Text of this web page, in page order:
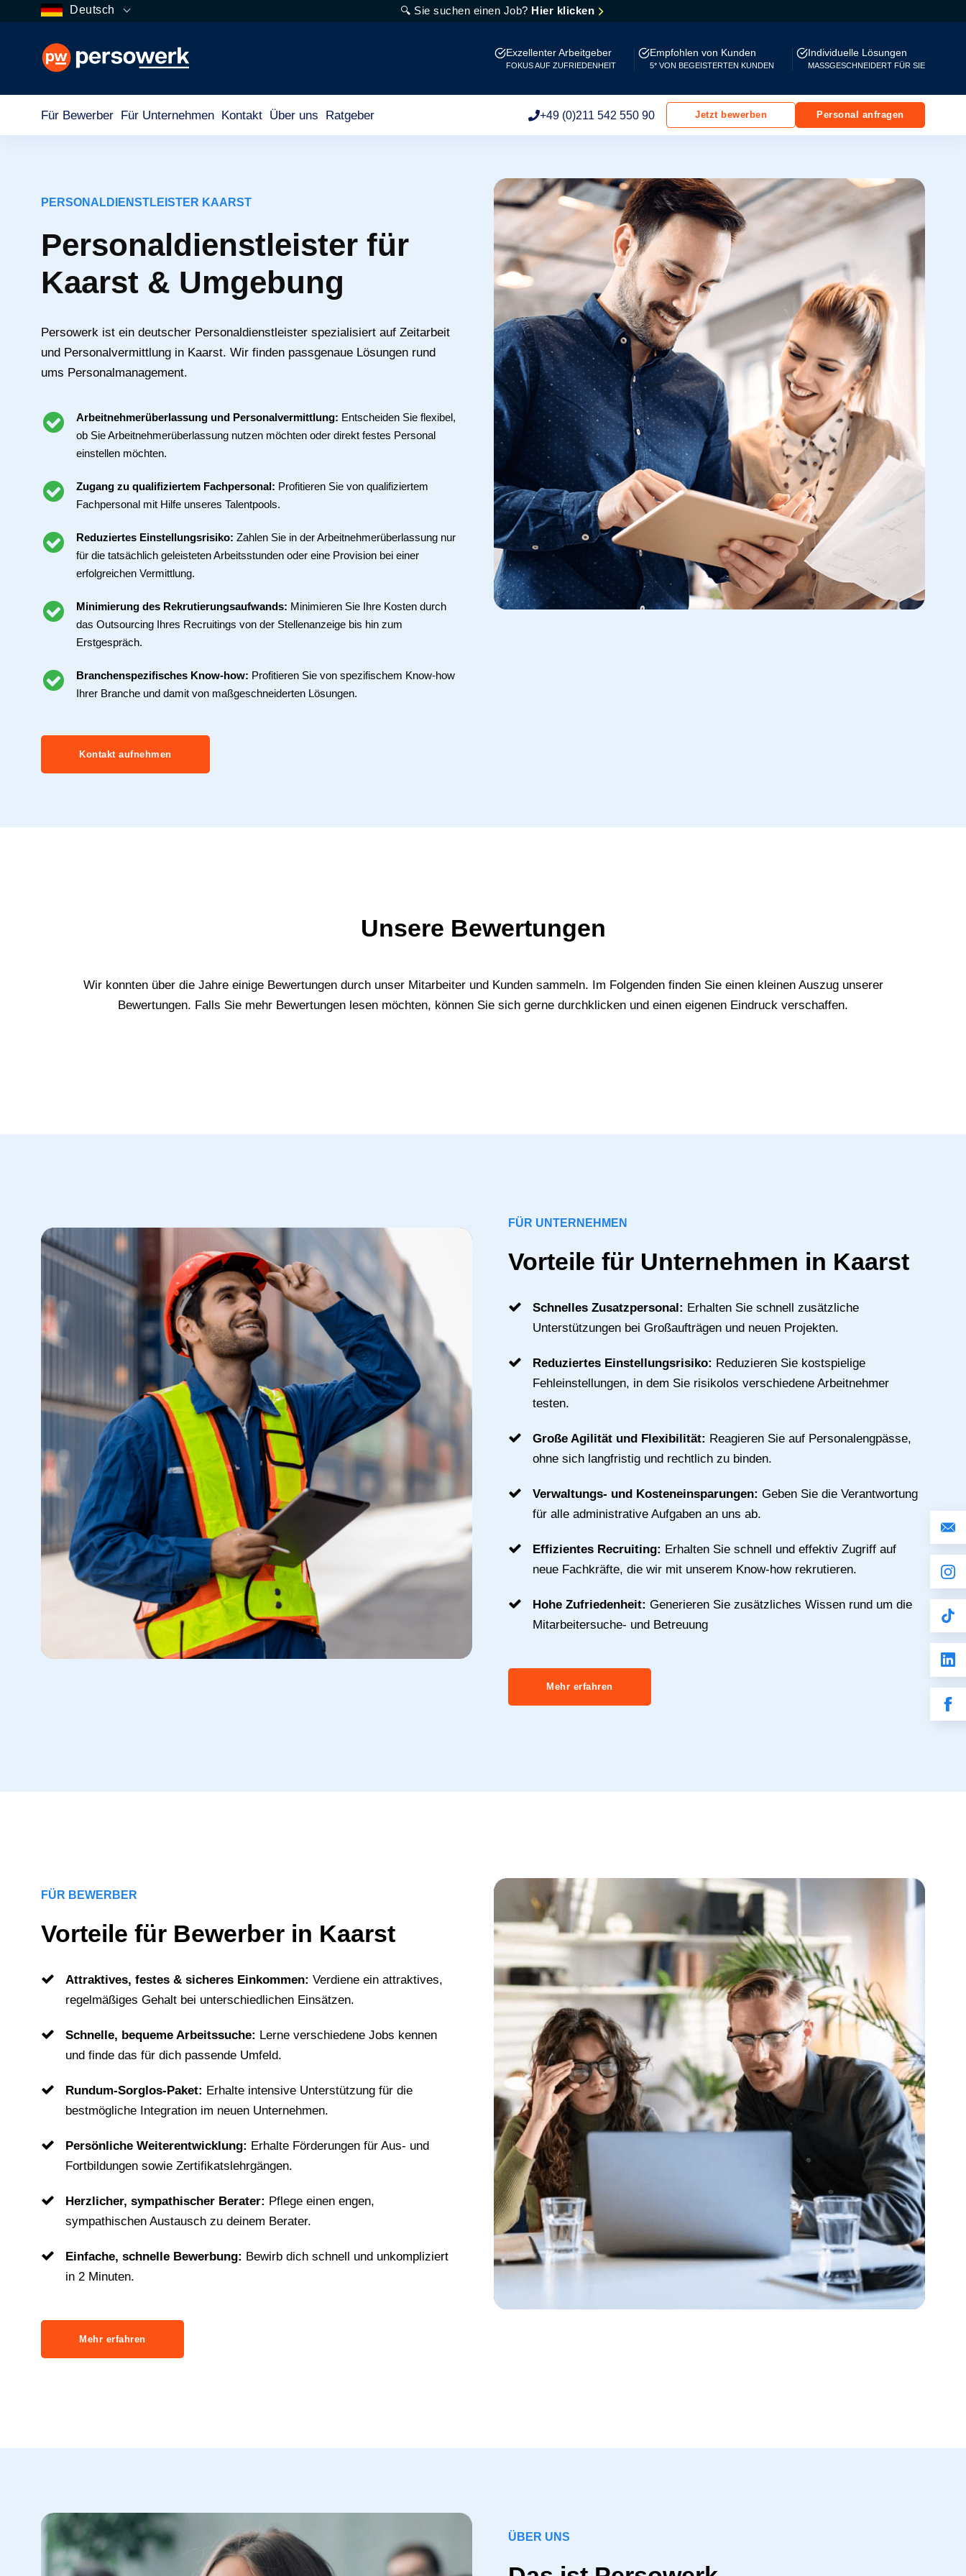
Deutsch 🔍 Sie suchen einen Job? Hier klicken
Exzellenter Arbeitgeber
FOKUS AUF ZUFRIEDENHEIT
Empfohlen von Kunden
5* VON BEGEISTERTEN KUNDEN
Individuelle Lösungen
MASSGESCHNEIDERT FÜR SIE
Für Bewerber Für Unternehmen Kontakt Über uns Ratgeber +49 (0)211 542 550 90 Jetzt bewerben Personal anfragen
PERSONALDIENSTLEISTER KAARST
Personaldienstleister für
Kaarst & Umgebung
Persowerk ist ein deutscher Personaldienstleister spezialisiert auf Zeitarbeit
und Personalvermittlung in Kaarst. Wir finden passgenaue Lösungen rund
ums Personalmanagement.
Arbeitnehmerüberlassung und Personalvermittlung: Entscheiden Sie flexibel,
ob Sie Arbeitnehmerüberlassung nutzen möchten oder direkt festes Personal
einstellen möchten.
Zugang zu qualifiziertem Fachpersonal: Profitieren Sie von qualifiziertem
Fachpersonal mit Hilfe unseres Talentpools.
Reduziertes Einstellungsrisiko: Zahlen Sie in der Arbeitnehmerüberlassung nur
für die tatsächlich geleisteten Arbeitsstunden oder eine Provision bei einer
erfolgreichen Vermittlung.
Minimierung des Rekrutierungsaufwands: Minimieren Sie Ihre Kosten durch
das Outsourcing Ihres Recruitings von der Stellenanzeige bis hin zum
Erstgespräch.
Branchenspezifisches Know-how: Profitieren Sie von spezifischem Know-how
Ihrer Branche und damit von maßgeschneiderten Lösungen.
Kontakt aufnehmen
Unsere Bewertungen
Wir konnten über die Jahre einige Bewertungen durch unser Mitarbeiter und Kunden sammeln. Im Folgenden finden Sie einen kleinen Auszug unserer
Bewertungen. Falls Sie mehr Bewertungen lesen möchten, können Sie sich gerne durchklicken und einen eigenen Eindruck verschaffen.
FÜR UNTERNEHMEN
Vorteile für Unternehmen in Kaarst
Schnelles Zusatzpersonal: Erhalten Sie schnell zusätzliche
Unterstützungen bei Großaufträgen und neuen Projekten.
Reduziertes Einstellungsrisiko: Reduzieren Sie kostspielige
Fehleinstellungen, in dem Sie risikolos verschiedene Arbeitnehmer
testen.
Große Agilität und Flexibilität: Reagieren Sie auf Personalengpässe,
ohne sich langfristig und rechtlich zu binden.
Verwaltungs- und Kosteneinsparungen: Geben Sie die Verantwortung
für alle administrative Aufgaben an uns ab.
Effizientes Recruiting: Erhalten Sie schnell und effektiv Zugriff auf
neue Fachkräfte, die wir mit unserem Know-how rekrutieren.
Hohe Zufriedenheit: Generieren Sie zusätzliches Wissen rund um die
Mitarbeitersuche- und Betreuung
Mehr erfahren
FÜR BEWERBER
Vorteile für Bewerber in Kaarst
Attraktives, festes & sicheres Einkommen: Verdiene ein attraktives,
regelmäßiges Gehalt bei unterschiedlichen Einsätzen.
Schnelle, bequeme Arbeitssuche: Lerne verschiedene Jobs kennen
und finde das für dich passende Umfeld.
Rundum-Sorglos-Paket: Erhalte intensive Unterstützung für die
bestmögliche Integration im neuen Unternehmen.
Persönliche Weiterentwicklung: Erhalte Förderungen für Aus- und
Fortbildungen sowie Zertifikatslehrgängen.
Herzlicher, sympathischer Berater: Pflege einen engen,
sympathischen Austausch zu deinem Berater.
Einfache, schnelle Bewerbung: Bewirb dich schnell und unkompliziert
in 2 Minuten.
Mehr erfahren
ÜBER UNS